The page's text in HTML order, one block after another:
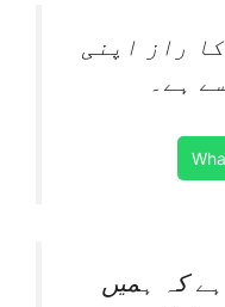
راز اپنی
ہے۔
کہ ہمیں